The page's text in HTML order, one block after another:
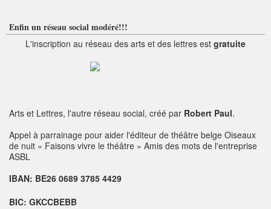
Enfin un réseau social modéré!!!
L'inscription au réseau des arts et des lettres est gratuite
Arts et Lettres, l'autre réseau social, créé par Robert Paul.
Appel à parrainage pour aider l'éditeur de théâtre belge Oiseaux
de nuit « Faisons vivre le théâtre » Amis des mots de l'entreprise
ASBL
IBAN: BE26 0689 3785 4429
BIC: GKCCBEBB